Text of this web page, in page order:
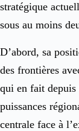
stratégique
sous au moins
D’abord, sa
des frontières
qui en fait depuis
puissances
centrale face à